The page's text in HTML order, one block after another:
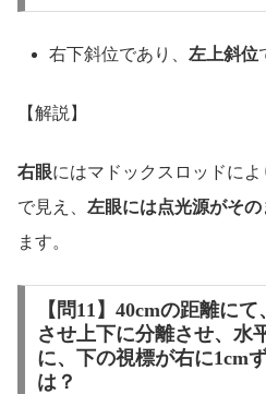
右下斜位であり、左上斜位
【解説】
右眼にはマドックスロッドによ
で見え、 左眼には点光源がその
ます。
【問11】40cmの距離に
させ上下に分離させ、水
に、下の視標が右に1cm
は？